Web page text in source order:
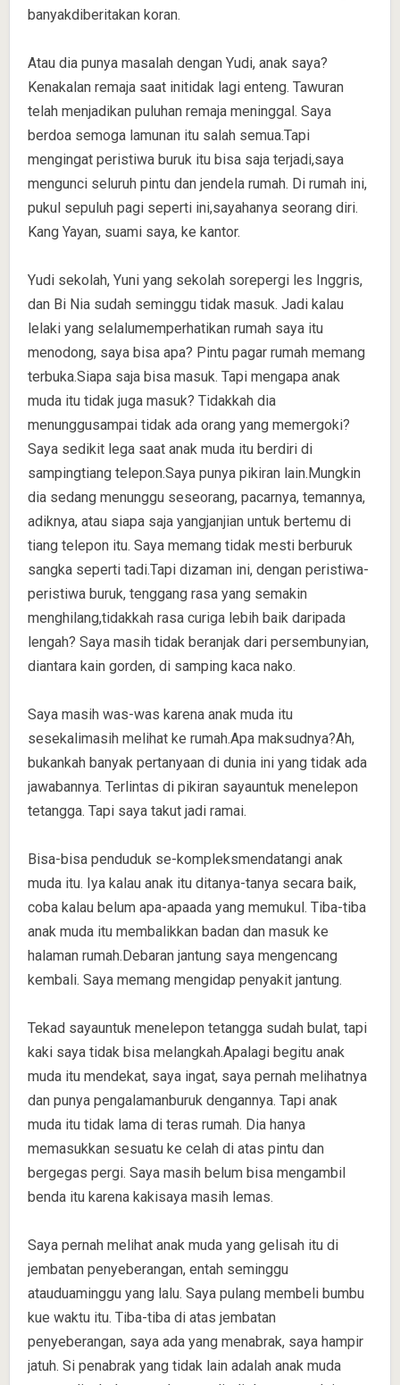
banyakdiberitakan koran.
Atau dia punya masalah dengan Yudi, anak saya?
Kenakalan remaja saat initidak lagi enteng. Tawuran
telah menjadikan puluhan remaja meninggal. Saya
berdoa semoga lamunan itu salah semua.Tapi
mengingat peristiwa buruk itu bisa saja terjadi,saya
mengunci seluruh pintu dan jendela rumah. Di rumah ini,
pukul sepuluh pagi seperti ini,sayahanya seorang diri.
Kang Yayan, suami saya, ke kantor.
Yudi sekolah, Yuni yang sekolah sorepergi les Inggris,
dan Bi Nia sudah seminggu tidak masuk. Jadi kalau
lelaki yang selalumemperhatikan rumah saya itu
menodong, saya bisa apa? Pintu pagar rumah memang
terbuka.Siapa saja bisa masuk. Tapi mengapa anak
muda itu tidak juga masuk? Tidakkah dia
menunggusampai tidak ada orang yang memergoki?
Saya sedikit lega saat anak muda itu berdiri di
sampingtiang telepon.Saya punya pikiran lain.Mungkin
dia sedang menunggu seseorang, pacarnya, temannya,
adiknya, atau siapa saja yangjanjian untuk bertemu di
tiang telepon itu. Saya memang tidak mesti berburuk
sangka seperti tadi.Tapi dizaman ini, dengan peristiwa-
peristiwa buruk, tenggang rasa yang semakin
menghilang,tidakkah rasa curiga lebih baik daripada
lengah? Saya masih tidak beranjak dari persembunyian,
diantara kain gorden, di samping kaca nako.
Saya masih was-was karena anak muda itu
sesekalimasih melihat ke rumah.Apa maksudnya?Ah,
bukankah banyak pertanyaan di dunia ini yang tidak ada
jawabannya. Terlintas di pikiran sayauntuk menelepon
tetangga. Tapi saya takut jadi ramai.
Bisa-bisa penduduk se-kompleksmendatangi anak
muda itu. Iya kalau anak itu ditanya-tanya secara baik,
coba kalau belum apa-apaada yang memukul. Tiba-tiba
anak muda itu membalikkan badan dan masuk ke
halaman rumah.Debaran jantung saya mengencang
kembali. Saya memang mengidap penyakit jantung.
Tekad sayauntuk menelepon tetangga sudah bulat, tapi
kaki saya tidak bisa melangkah.Apalagi begitu anak
muda itu mendekat, saya ingat, saya pernah melihatnya
dan punya pengalamanburuk dengannya. Tapi anak
muda itu tidak lama di teras rumah. Dia hanya
memasukkan sesuatu ke celah di atas pintu dan
bergegas pergi. Saya masih belum bisa mengambil
benda itu karena kakisaya masih lemas.
Saya pernah melihat anak muda yang gelisah itu di
jembatan penyeberangan, entah seminggu
atauduaminggu yang lalu. Saya pulang membeli bumbu
kue waktu itu. Tiba-tiba di atas jembatan
penyeberangan, saya ada yang menabrak, saya hampir
jatuh. Si penabrak yang tidak lain adalah anak muda